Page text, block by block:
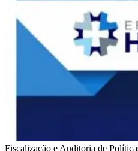
Fiscalização e Auditoria de